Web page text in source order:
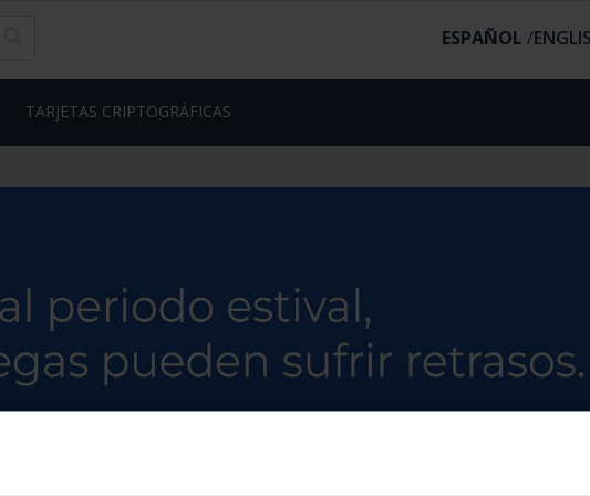
ESPAÑOL /
TARJETAS CRIPTOGRÁFICAS